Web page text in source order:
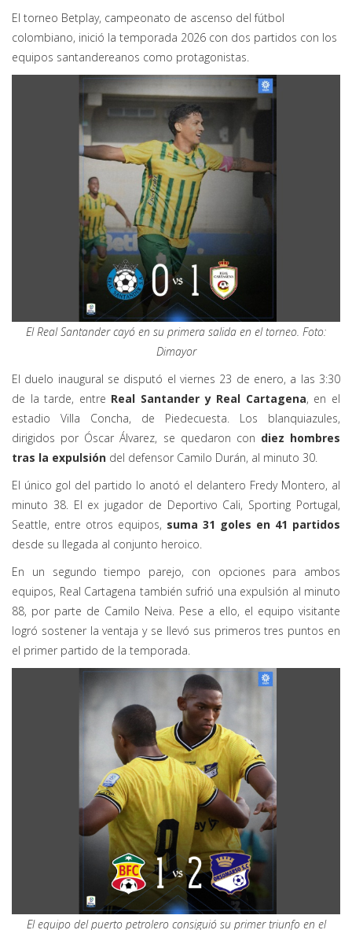
El torneo Betplay, campeonato de ascenso del fútbol
colombiano, inició la temporada 2026 con dos partidos con los
equipos santandereanos como protagonistas.
El Real Santander cayó en su primera salida en el torneo. Foto:
Dimayor
El duelo inaugural se disputó el viernes 23 de enero, a las 3:30
de la tarde, entre Real Santander y Real Cartagena, en el
estadio Villa Concha, de Piedecuesta. Los blanquiazules,
dirigidos por Óscar Álvarez, se quedaron con diez hombres
tras la expulsión del defensor Camilo Durán, al minuto 30.
El único gol del partido lo anotó el delantero Fredy Montero, al
minuto 38. El ex jugador de Deportivo Cali, Sporting Portugal,
Seattle, entre otros equipos, suma 31 goles en 41 partidos
desde su llegada al conjunto heroico.
En un segundo tiempo parejo, con opciones para ambos
equipos, Real Cartagena también sufrió una expulsión al minuto
88, por parte de Camilo Neiva. Pese a ello, el equipo visitante
logró sostener la ventaja y se llevó sus primeros tres puntos en
el primer partido de la temporada.
El equipo del puerto petrolero consiguió su primer triunfo en el